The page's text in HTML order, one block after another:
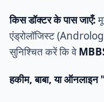
किस डॉक्टर के पास जाएँ:
एंड्रोलॉजिस्ट
सुनिश्चित करें कि वे
हकीम, बाबा, या ऑनलाइन